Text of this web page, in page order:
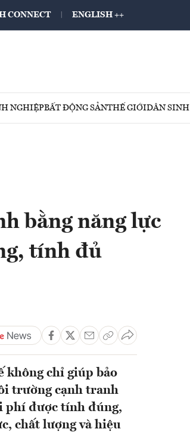
CONNECT ENGLISH ++
NGHIỆPBẤT ĐỘNG SẢNTHẾ GIỚIDÂN SINH
bằng năng lực
tính đủ
không chỉ giúp bảo
trường cạnh tranh
phí được tính đúng,
chất lượng và hiệu